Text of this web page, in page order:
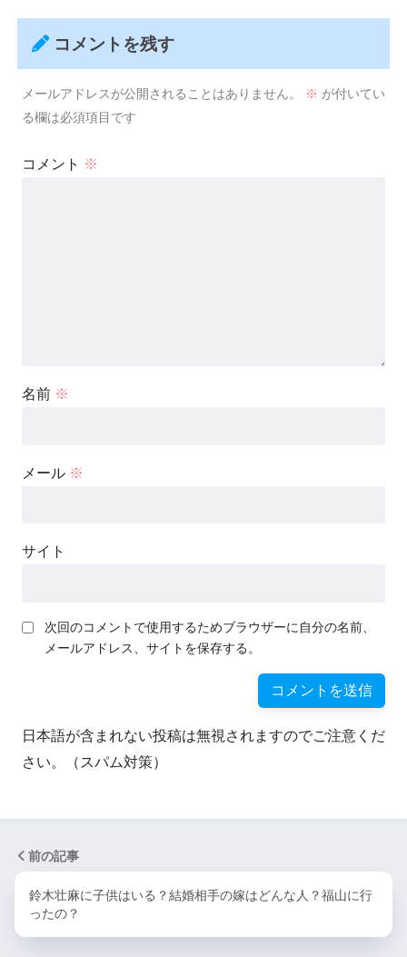
コメントを残す
メールアドレスが公開されることはありません。 ※ が付いてい
る欄は必須項目です
コメント ※
名前 ※
メール ※
サイト
次回のコメントで使用するためブラウザーに自分の名前、
メールアドレス、サイトを保存する。
日本語が含まれない投稿は無視されますのでご注意くだ
さい。（スパム対策）
前の記事
鈴木壮麻に子供はいる？結婚相手の嫁はどんな人？福山に行
ったの？